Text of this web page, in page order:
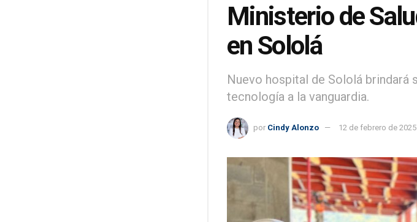
Ministerio de
en Sololá
Nuevo hospital de Sololá
tecnología a la vanguardia.
por Cindy Alonzo 12 de febrero de 2025